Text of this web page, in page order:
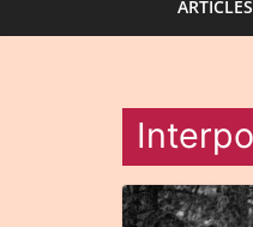
ARTICLES